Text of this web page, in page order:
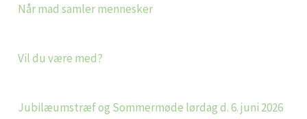
Når mad samler mennesker
Vil du være med?
Jubilæumstræf og Sommermøde lørdag d. 6. juni 2026